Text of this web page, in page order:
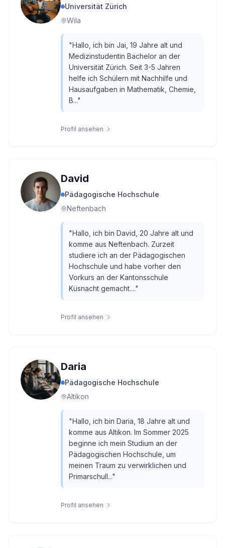
Universität Zürich
Wila
"Hallo, ich bin Jai, 19 Jahre alt und
Medizinstudentin Bachelor an der
Universität Zürich. Seit 3-5 Jahren
helfe ich Schülern mit Nachhilfe und
Hausaufgaben in Mathematik, Chemie,
B..."
Profil ansehen
David
Pädagogische Hochschule
Neftenbach
"Hallo, ich bin David, 20 Jahre alt und
komme aus Neftenbach. Zurzeit
studiere ich an der Pädagogischen
Hochschule und habe vorher den
Vorkurs an der Kantonsschule
Küsnacht gemacht...."
Profil ansehen
Daria
Pädagogische Hochschule
Altikon
"Hallo, ich bin Daria, 18 Jahre alt und
komme aus Altikon. Im Sommer 2025
beginne ich mein Studium an der
Pädagogischen Hochschule, um
meinen Traum zu verwirklichen und
Primarschull..."
Profil ansehen